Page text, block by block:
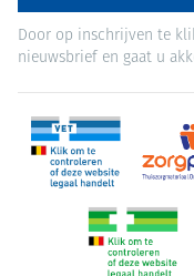
Door op inschrijven te
nieuwsbrief en gaat u